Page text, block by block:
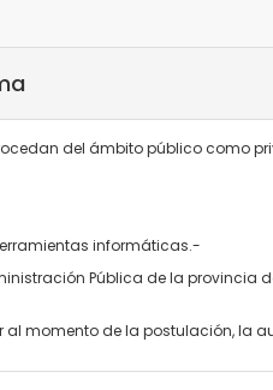
del ámbito público como
informáticas.-
Pública de la provincia
al momento de la postulación, la